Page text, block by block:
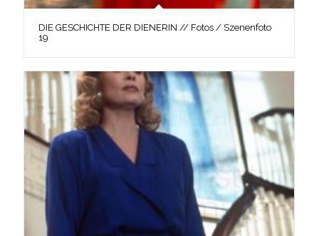
DIE GESCHICHTE DER DIENERIN // Fotos / Szenenfoto
19